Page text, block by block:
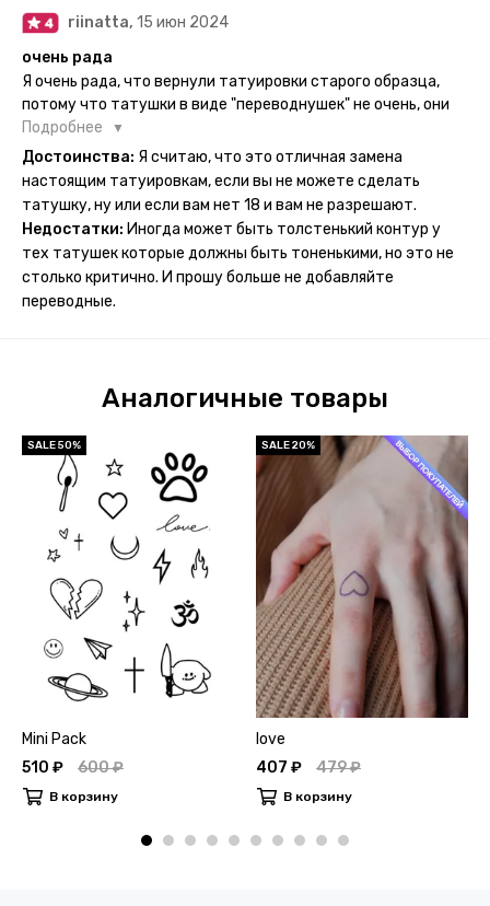
сразу же проявился. На неподвижных частях тела тату
носится дольше, поэтому нужно обдуманно выбирать куда
её стоит наносить. Когда рисунок начнёт стираться -
водой спокойно можно убрать оставшийся контур.
riinatta, 15 июн 2024
очень рада
Я очень рада, что вернули татуировки старого образца,
потому что татушки в виде "переводнушек" не очень, они
просто не "усиживались", не те темнели, а после душа
вообще слазили, вот недавно сделала фризби дог и он
через сутки проявился и все ещё держится!! ну а 4 звезды
потому что у меня ещё очень много переводных
татуировок(
Подробнее
Достоинства: Я считаю, что это отличная замена
настоящим татуировкам, если вы не можете сделать
татушку, ну или если вам нет 18 и вам не разрешают.
Недостатки: Иногда может быть толстенький контур у
тех татушек которые должны быть тоненькими, но это не
столько критично. И прошу больше не добавляйте
переводные.
Аналогичные товары
SALE 50%
Mini Pack
510 ₽
600 ₽
В корзину
SALE 20%
love
407 ₽
479 ₽
В корзину